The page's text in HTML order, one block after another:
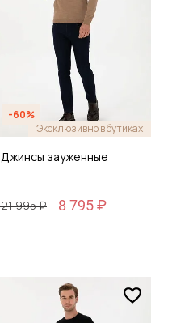
-60%
Эксклюзивно в бутиках
Джинсы зауженные
21 995 ₽ 8 795 ₽